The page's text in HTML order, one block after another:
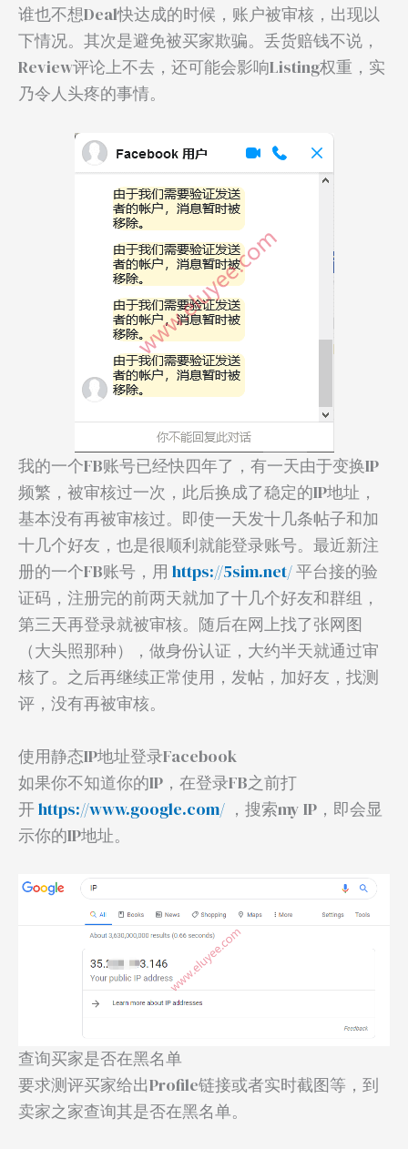
谁也不想Deal快达成的时候，账户被审核，出现以
下情况。其次是避免被买家欺骗。丢货赔钱不说，
Review评论上不去，还可能会影响Listing权重，实
乃令人头疼的事情。
我的一个FB账号已经快四年了，有一天由于变换IP
频繁，被审核过一次，此后换成了稳定的IP地址，
基本没有再被审核过。即使一天发十几条帖子和加
十几个好友，也是很顺利就能登录账号。最近新注
册的一个FB账号，用 https://5sim.net/平台接的验
证码，注册完的前两天就加了十几个好友和群组，
第三天再登录就被审核。随后在网上找了张网图
（大头照那种），做身份认证，大约半天就通过审
核了。之后再继续正常使用，发帖，加好友，找测
评，没有再被审核。
使用静态IP地址登录Facebook
如果你不知道你的IP，在登录FB之前打
开https://www.google.com/ ，搜索my IP，即会显
示你的IP地址。
查询买家是否在黑名单
要求测评买家给出Profile链接或者实时截图等，到
卖家之家查询其是否在黑名单。